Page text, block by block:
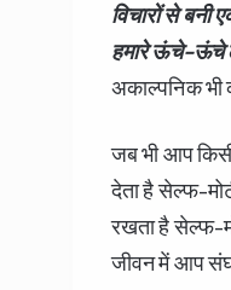
विचारों से बनी
हमारे ऊंचे-ऊंचे
अकाल्पनिक
जब भी आप
देता है सेल्फ-
रखता है सेल्फ-
जीवन में आप